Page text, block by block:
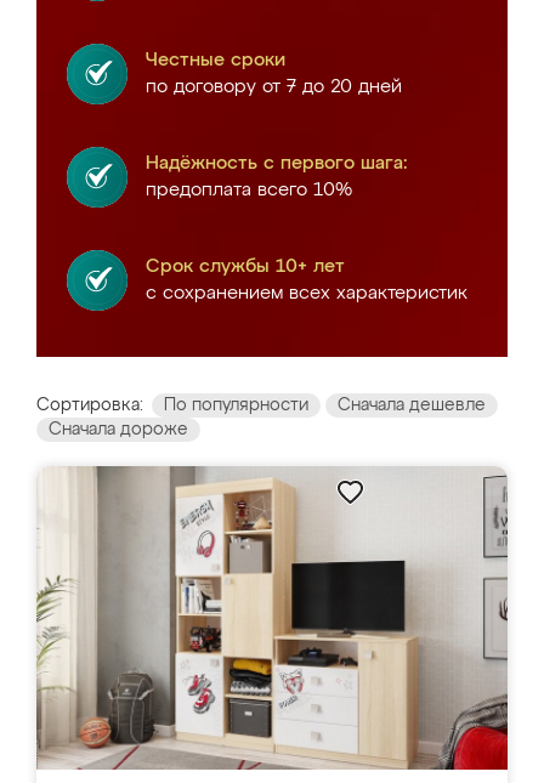
Честные сроки
по договору от 7 до 20 дней
Надёжность с первого шага:
предоплата всего 10%
Срок службы 10+ лет
с сохранением всех характеристик
Сортировка: По популярности
Сначала дешевле
Сначала дороже